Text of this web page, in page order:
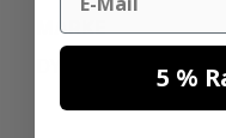
MARKE
5 %